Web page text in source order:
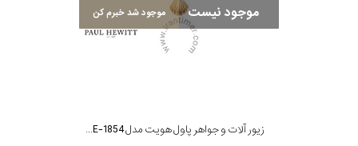
موجود نیست موجود شد خبرم کن
زیور آلات و جواهر پاول هویت مدل PH-JE-1854